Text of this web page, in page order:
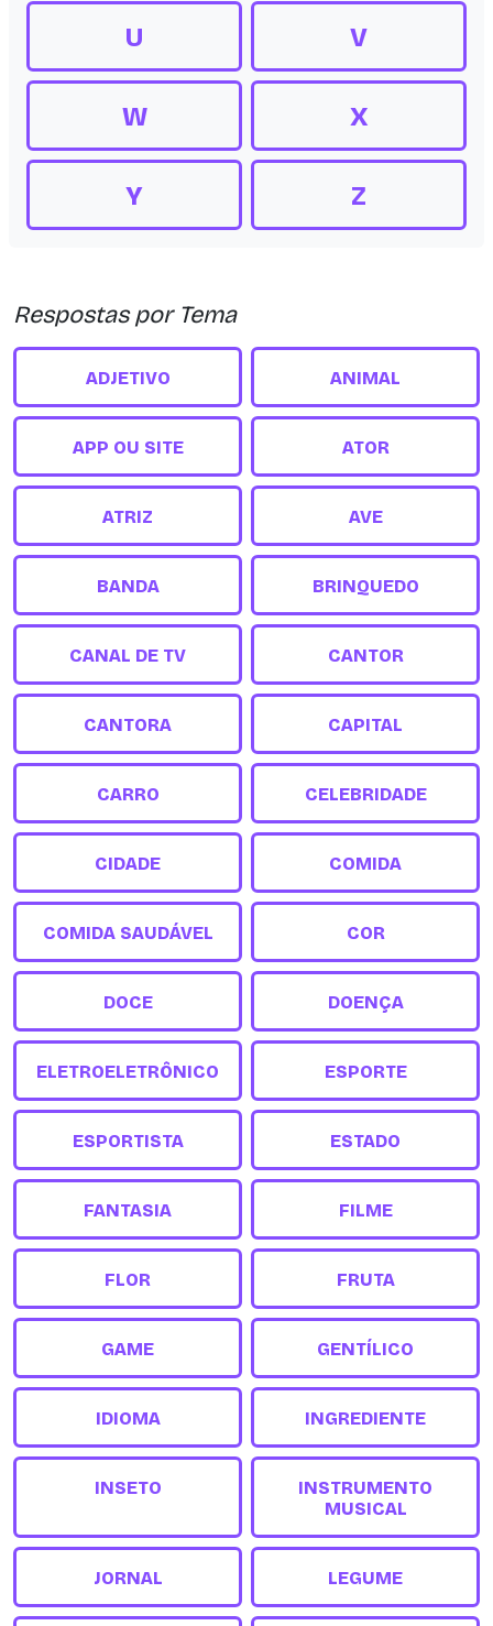
U V
W X
Y Z
Respostas por Tema
ADJETIVO ANIMAL
APP OU SITE ATOR
ATRIZ AVE
BANDA BRINQUEDO
CANAL DE TV CANTOR
CANTORA CAPITAL
CARRO CELEBRIDADE
CIDADE COMIDA
COMIDA SAUDÁVEL COR
DOCE DOENÇA
ELETROELETRÔNICO ESPORTE
ESPORTISTA ESTADO
FANTASIA FILME
FLOR FRUTA
GAME GENTÍLICO
IDIOMA INGREDIENTE
INSETO
INSTRUMENTO
MUSICAL
JORNAL LEGUME